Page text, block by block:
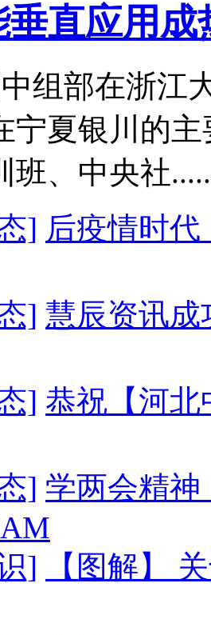
直应用成
部在浙江
宁夏银川的
班、中央社.....
] 后疫情时
] 慧辰资讯成
] 恭祝【河
] 学两会精
]
【图解】